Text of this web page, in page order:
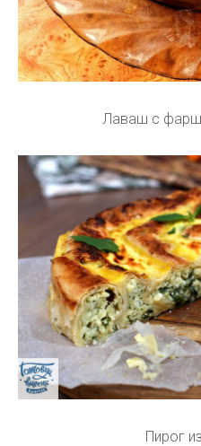
Лаваш с
Пирог